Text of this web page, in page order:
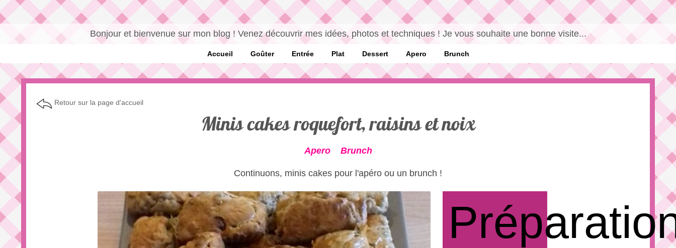
Bonjour et bienvenue sur mon blog ! Venez découvrir mes idées, photos et techniques ! Je vous souhaite une bonne visite...
Accueil Goûter Entrée Plat Dessert Apero Brunch
Retour sur la page d'accueil
Minis cakes roquefort, raisins et noix
Apero Brunch
Continuons, minis cakes pour l'apéro ou un brunch !